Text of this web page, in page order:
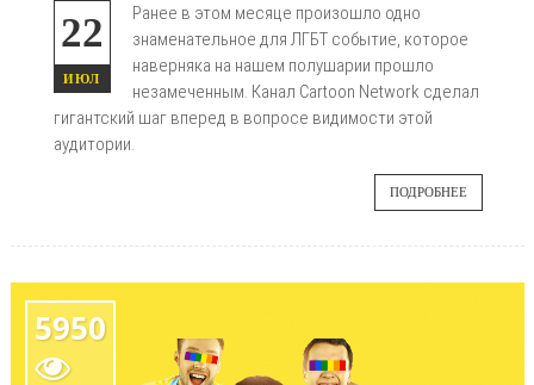
22
ИЮЛ
Ранее в этом месяце произошло одно
знаменательное для ЛГБТ событие, которое
наверняка на нашем полушарии прошло
незамеченным. Канал Cartoon Network сделал
гигантский шаг вперед в вопросе видимости этой
аудитории.
ПОДРОБНЕЕ
5950
